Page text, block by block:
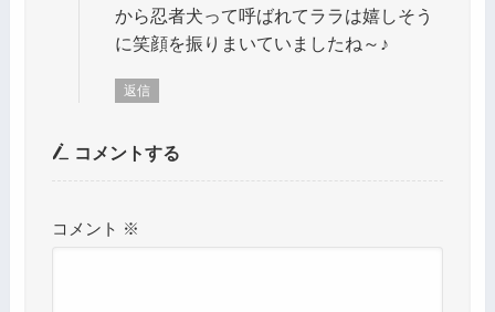
から忍者犬って呼ばれてララは嬉しそう
に笑顔を振りまいていましたね～♪
返信
コメントする
コメント ※